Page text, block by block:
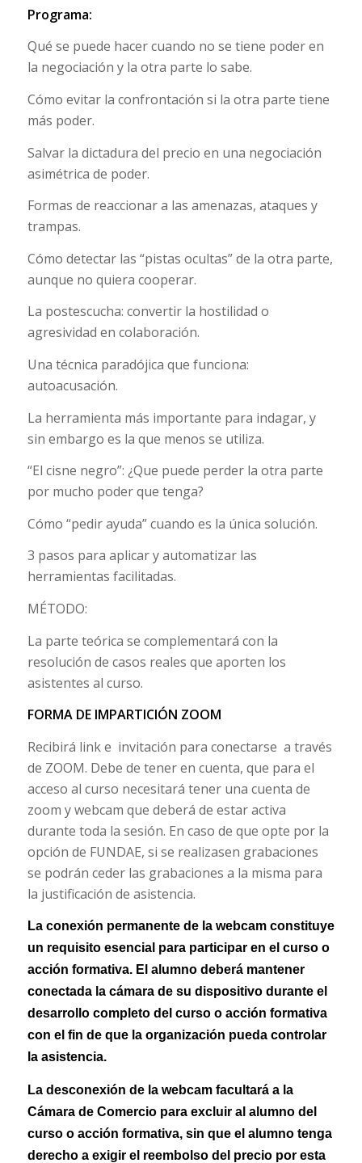
Programa:
Qué se puede hacer cuando no se tiene poder en
la negociación y la otra parte lo sabe.
Cómo evitar la confrontación si la otra parte tiene
más poder.
Salvar la dictadura del precio en una negociación
asimétrica de poder.
Formas de reaccionar a las amenazas, ataques y
trampas.
Cómo detectar las “pistas ocultas” de la otra parte,
aunque no quiera cooperar.
La postescucha: convertir la hostilidad o
agresividad en colaboración.
Una técnica paradójica que funciona:
autoacusación.
La herramienta más importante para indagar, y
sin embargo es la que menos se utiliza.
“El cisne negro”: ¿Que puede perder la otra parte
por mucho poder que tenga?
Cómo “pedir ayuda” cuando es la única solución.
3 pasos para aplicar y automatizar las
herramientas facilitadas.
MÉTODO:
La parte teórica se complementará con la
resolución de casos reales que aporten los
asistentes al curso.
FORMA DE IMPARTICIÓN ZOOM
Recibirá link e invitación para conectarse a través
de ZOOM. Debe de tener en cuenta, que para el
acceso al curso necesitará tener una cuenta de
zoom y webcam que deberá de estar activa
durante toda la sesión. En caso de que opte por la
opción de FUNDAE, si se realizasen grabaciones
se podrán ceder las grabaciones a la misma para
la justificación de asistencia.
La conexión permanente de la webcam constituye
un requisito esencial para participar en el curso o
acción formativa. El alumno deberá mantener
conectada la cámara de su dispositivo durante el
desarrollo completo del curso o acción formativa
con el fin de que la organización pueda controlar
la asistencia.
La desconexión de la webcam facultará a la
Cámara de Comercio para excluir al alumno del
curso o acción formativa, sin que el alumno tenga
derecho a exigir el reembolso del precio por esta